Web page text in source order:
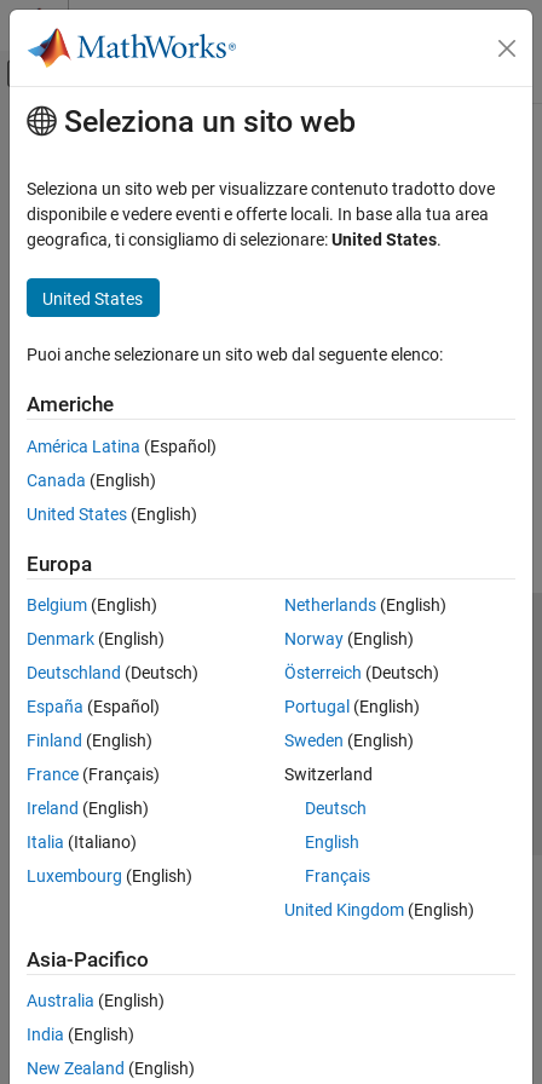
Vai al contenuto
Attiva/disattiva menu di navigazione
Pagina iniziale della documentazione
Contenuto principale
Seleziona un sito web
Seleziona un sito web per visualizzare contenuto tradotto dove
disponibile e vedere eventi e offerte locali. In base alla tua area
geografica, ti consigliamo di selezionare:United States.
United States
Puoi anche selezionare un sito web dal seguente elenco:
Americhe
América Latina (Español)
Canada (English)
United States (English)
Europa
Belgium (English)
Denmark (English)
Deutschland (Deutsch)
España (Español)
Finland (English)
France (Français)
Ireland (English)
Italia (Italiano)
Luxembourg (English)
Netherlands(English)
Norway(English)
Österreich (Deutsch)
Portugal (English)
Sweden (English)
Switzerland
Deutsch
English
Français
United Kingdom(English)
Asia-Pacifico
Australia (English)
India (English)
New Zealand (English)
Centro di fiducia
Informativa sulla privacy
Antipirateria
Stato dell'applicazione
Contatti
© 1994-2026 The MathWorks, Inc.